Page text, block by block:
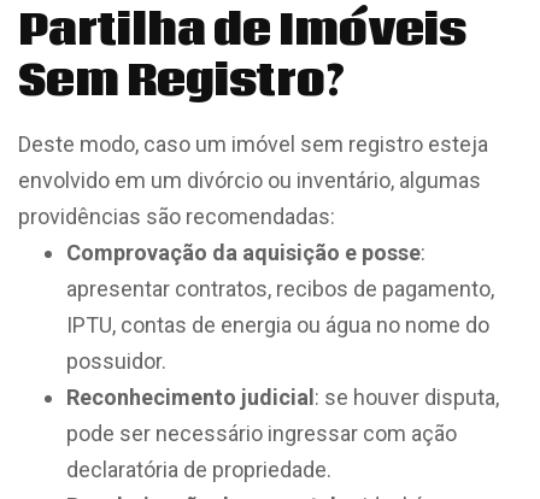
Partilha de Imóveis
Sem Registro?
Deste modo, caso um imóvel sem registro esteja
envolvido em um divórcio ou inventário, algumas
providências são recomendadas:
Comprovação da aquisição e posse:
apresentar contratos, recibos de pagamento,
IPTU, contas de energia ou água no nome do
possuidor.
Reconhecimento judicial : se houver disputa,
pode ser necessário ingressar com ação
declaratória de propriedade.